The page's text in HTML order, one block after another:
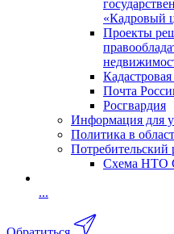
«Кадровый
Проекты
Почта
Росгвардия
Информация для
Политика в
Потребительский
Схема НТО
...